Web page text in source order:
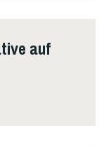
auf